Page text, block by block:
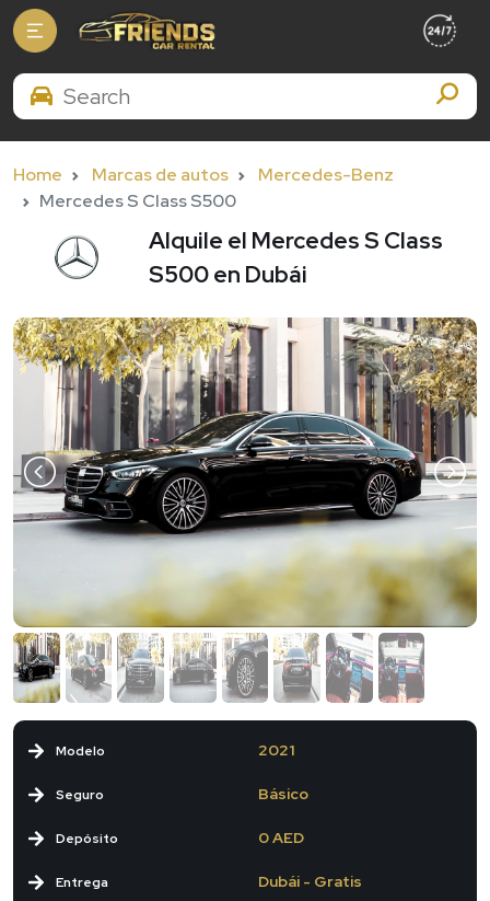
Search Brands
Home Marcas de autos
Mercedes-Benz
Mercedes S Class S500
Alquile el Mercedes S Class
S500 en Dubái
Modelo
Seguro
Depósito
2021
Básico
0 AED
Entrega Dubái - Gratis